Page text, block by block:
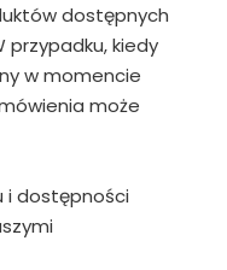
dostępnych
przypadku, kiedy
w momencie
może
i dostępności